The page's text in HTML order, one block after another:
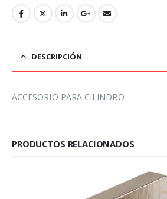
DESCRIPCIÓN
ACCESORIO PARA CILINDRO
PRODUCTOS RELACIONADOS